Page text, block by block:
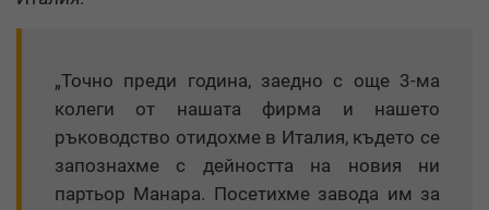
„Точно преди година, заедно с още 3-ма
колеги от нашата фирма и нашето
ръководство отидохме в Италия, където се
запознахме с дейността на новия ни
партьор Манара. Посетихме завода им за